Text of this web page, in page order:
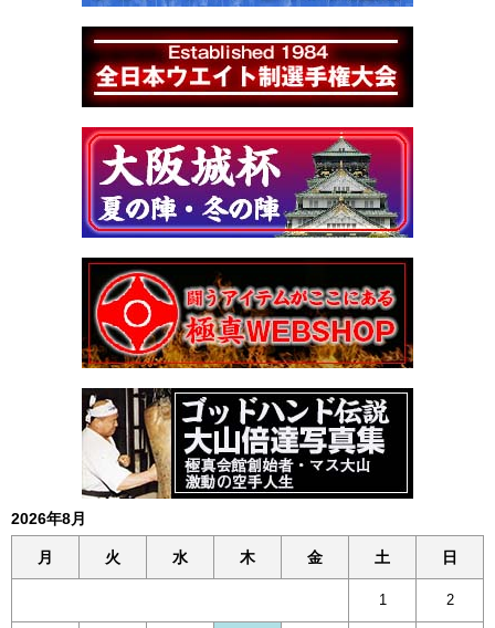
2026年8月
月 火 水 木 金 土 日
1 2